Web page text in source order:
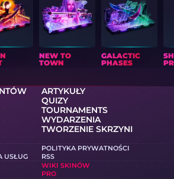
NEW TO
TOWN
GALACTIC
PHASES
ARTYKUŁY
QUIZY
TOURNAMENTS
WYDARZENIA
TWORZENIE SKRZYNI
POLITYKA PRYWATNOŚCI
USŁUG
RSS
WIKI SKINÓW
PRO